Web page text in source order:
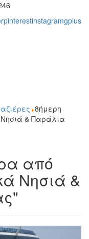
pinterestinstagramgplus
8ήμερη
& Παράλια
από
Νησιά &